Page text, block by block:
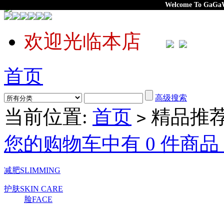
Welcome To
欢迎光临本店
首页
高级搜索
当前位置: 首页 > 精品推
您的购物车中有 0 件商
减肥SLIMMING
护肤SKIN CARE
脸FACE